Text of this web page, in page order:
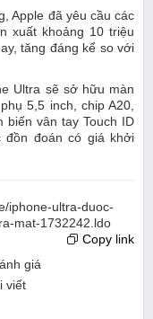
Apple đã yêu cầu các
xuất khoảng 10 triệu
tăng đáng kể so với
Ultra sẽ sở hữu màn
5,5 inch, chip A20,
biến vân tay Touch ID
đoán có giá khởi
iphone-ultra-duoc-
mat-1732242.ldo
Copy link
giá
viết